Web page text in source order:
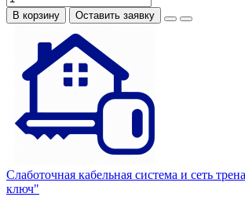
В корзину Оставить заявку
Слаботочная кабельная система и сеть
ключ"